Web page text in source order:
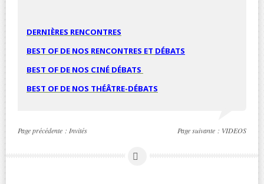
DERNIÈRES RENCONTRES
BEST OF DE NOS RENCONTRES ET DÉBATS
BEST OF DE NOS CINÉ DÉBATS
BEST OF DE NOS THÉÂTRE-DÉBATS
Page précédente : Invités Page suivante : VIDEOS